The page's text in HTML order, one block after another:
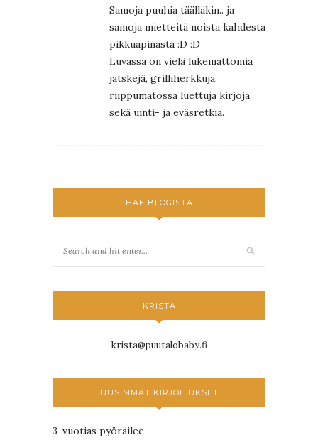
Samoja puuhia täälläkin.. ja
samoja mietteitä noista kahdesta
pikkuapinasta :D :D
Luvassa on vielä lukemattomia
jätskejä, grilliherkkuja,
riippumatossa luettuja kirjoja
sekä uinti- ja eväsretkiä.
HAE BLOGISTA
KRISTA
krista@puutalobaby.fi
UUSIMMAT KIRJOITUKSET
3-vuotias pyöräilee